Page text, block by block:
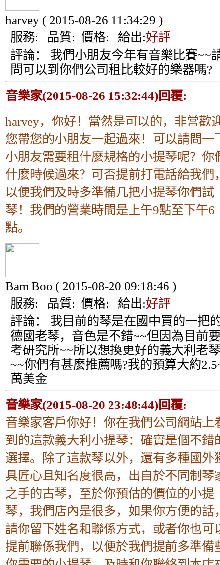
harvey ( 2015-08-26 11:34:29 )
服務: 品質: 價格: 給出:好評
評論：
我們小朋友今年有音樂比賽~~
問可以到你們公司租比較好的樂器嗎?
音樂家(2015-08-26 15:32:44)回覆:
harvey，你好！當然是可以的，非常歡
您帶您的小朋友一起過來！可以請問一
小朋友需要租什麼規格的小提琴呢？你
什麼時候過來？可否提前打電話給我們
以便我們及時多準備几把小提琴你們試
琴！我們的營業時間是上午9點至下午6
點。
Bam Boo ( 2015-08-20 09:18:46 )
服務: 品質: 價格: 給出:好評
評論：
我目前的琴是在國中買的一把
德國老琴，音色是不錯~~但因為目前要
考研究所~~所以想換更好的義大利老琴
~~你們有甚麼推薦嗎?我的預算大約
萬美金
音樂家(2015-08-20 23:48:44)回覆:
音樂家客戶你好！你在我們公司綱站上
到的這款義大利小提琴：確實是個不錯
選擇。除了這款琴以外，還有多種國外
具匠心且知名度很高，出自於不同制琴
之手的古琴，至於你預估的價位的小提
琴，我們店內是很多，如果你方便的話
請你留下姓名和聯係方式，或者你也可
提前聯係我們，以便於我們提前多準備